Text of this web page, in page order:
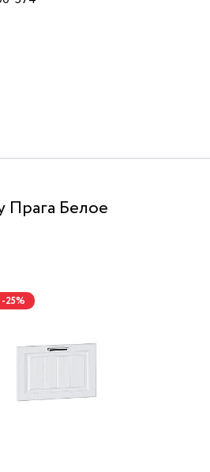
Белое
-25%